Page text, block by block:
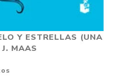
Y ESTRELLAS (UNA
MAAS